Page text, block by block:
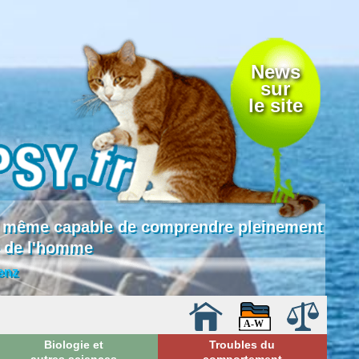
News
sur
le site
capable de comprendre pleinement
l'homme
Biologie et
Troubles du